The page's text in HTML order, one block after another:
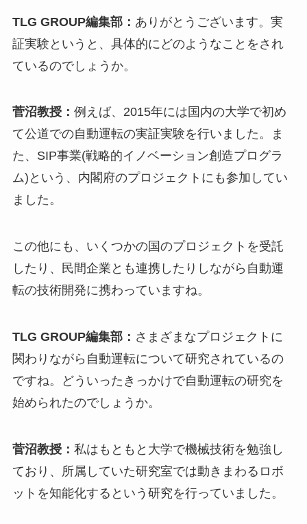
TLG GROUP編集部： ありがとうございます。実
証実験というと、具体的にどのようなことをされ
ているのでしょうか。
菅沼教授： 例えば、2015年には国内の大学で初め
て公道での自動運転の実証実験を行いました。ま
た、SIP事業(戦略的イノベーション創造プログラ
ム)という、内閣府のプロジェクトにも参加してい
ました。
この他にも、いくつかの国のプロジェクトを受託
したり、民間企業とも連携したりしながら自動運
転の技術開発に携わっていますね。
TLG GROUP編集部： さまざまなプロジェクトに
関わりながら自動運転について研究されているの
ですね。どういったきっかけで自動運転の研究を
始められたのでしょうか。
菅沼教授： 私はもともと大学で機械技術を勉強し
ており、所属していた研究室では動きまわるロボ
ットを知能化するという研究を行っていました。